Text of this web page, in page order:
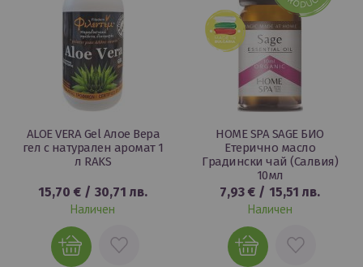
ALOE VERA Gel Алое Вера
гел с натурален аромат 1
л RAKS
15,70 € / 30,71 лв.
Наличен
ДОБАВИ
HOME SPA SAGE БИО
Етерично масло
Градински чай (Салвия)
10мл
7,93 € / 15,51 лв.
Наличен
ДОБАВИ